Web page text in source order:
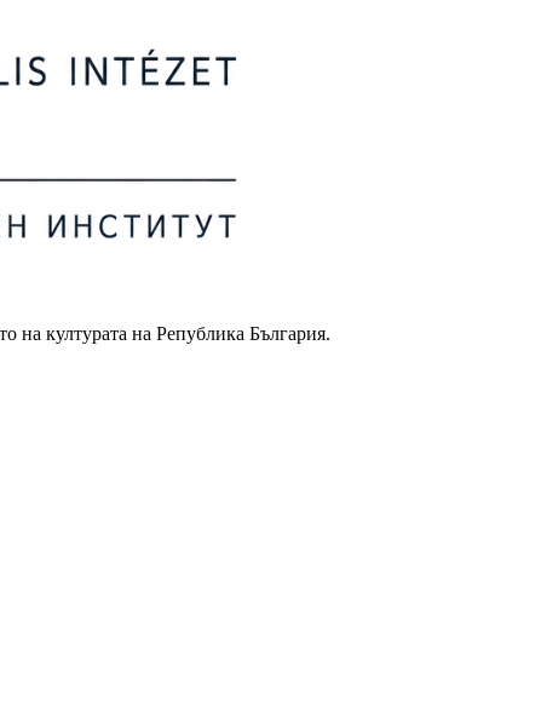
на културата на Република България.